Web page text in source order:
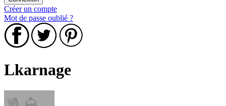
Créer un compte
Mot de passe oublié ?
Lkarnage